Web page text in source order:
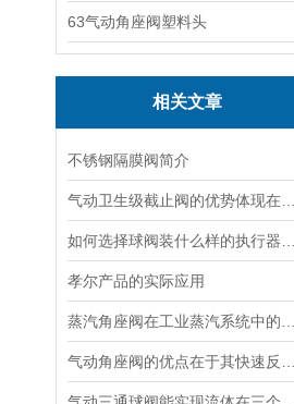
63气动角座阀塑料头
相关文章
不锈钢隔膜阀简介
孝尔产品的实际应用